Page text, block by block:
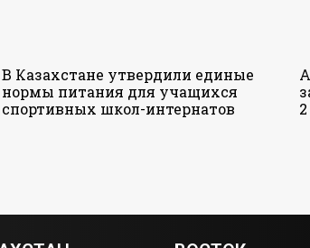
В Казахстане утвердили единые
нормы питания для учащихся
спортивных школ-интернатов